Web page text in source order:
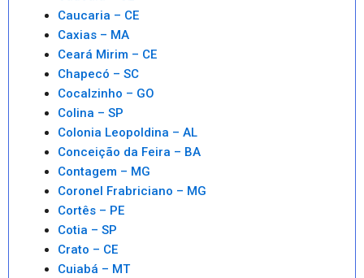
Caucaria – CE
Caxias – MA
Ceará Mirim – CE
Chapecó – SC
Cocalzinho – GO
Colina – SP
Colonia Leopoldina – AL
Conceição da Feira – BA
Contagem – MG
Coronel Frabriciano – MG
Cortês – PE
Cotia – SP
Crato – CE
Cuiabá – MT